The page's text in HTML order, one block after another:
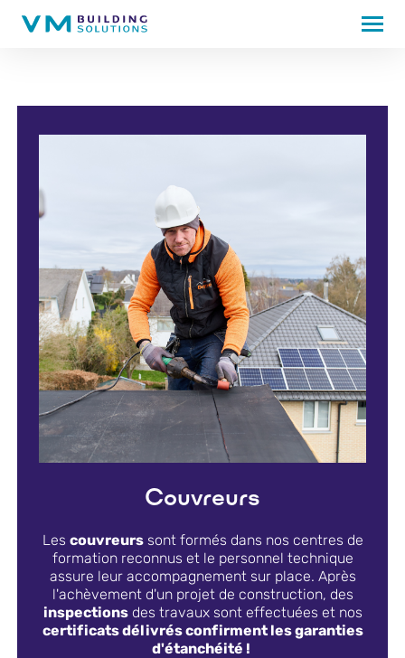
Couvreurs
Les couvreurssont formés dans nos centres de
formation reconnus et le personnel technique
assure leur accompagnement sur place. Après
l'achèvement d'un projet de construction, des
inspectionsdes travaux sont effectuées et nos
certificats délivrés confirment les garanties
d'étanchéité !